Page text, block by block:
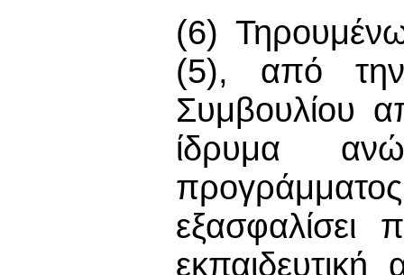
(6)
(5), από την
Συμβουλίου
ίδρυμα